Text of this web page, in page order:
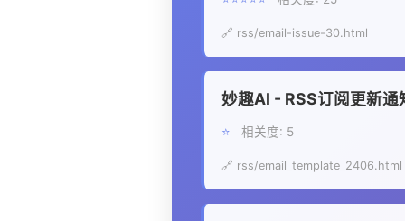
🔗 rss/email-issue-30.html
妙趣AI - RSS订阅更新
⭐ 相关度: 5
🔗 rss/email_template_2406.html